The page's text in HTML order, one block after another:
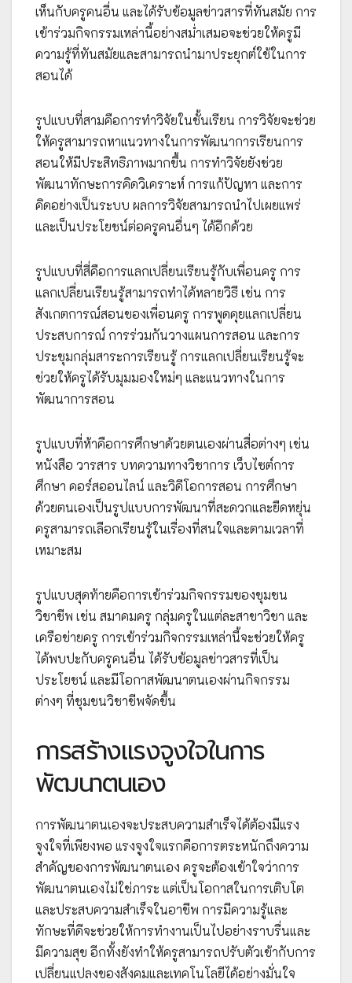
เห็นกับครูคนอื่น และได้รับข้อมูลข่าวสารที่ทันสมัย การ
เข้าร่วมกิจกรรมเหล่านี้อย่างสม่ำเสมอจะช่วยให้ครูมี
ความรู้ที่ทันสมัยและสามารถนำมาประยุกต์ใช้ในการ
สอนได้
รูปแบบที่สามคือการทำวิจัยในชั้นเรียน การวิจัยจะช่วย
ให้ครูสามารถหาแนวทางในการพัฒนาการเรียนการ
สอนให้มีประสิทธิภาพมากขึ้น การทำวิจัยยังช่วย
พัฒนาทักษะการคิดวิเคราะห์ การแก้ปัญหา และการ
คิดอย่างเป็นระบบ ผลการวิจัยสามารถนำไปเผยแพร่
และเป็นประโยชน์ต่อครูคนอื่นๆ ได้อีกด้วย
รูปแบบที่สี่คือการแลกเปลี่ยนเรียนรู้กับเพื่อนครู การ
แลกเปลี่ยนเรียนรู้สามารถทำได้หลายวิธี เช่น การ
สังเกตการณ์สอนของเพื่อนครู การพูดคุยแลกเปลี่ยน
ประสบการณ์ การร่วมกันวางแผนการสอน และการ
ประชุมกลุ่มสาระการเรียนรู้ การแลกเปลี่ยนเรียนรู้จะ
ช่วยให้ครูได้รับมุมมองใหม่ๆ และแนวทางในการ
พัฒนาการสอน
รูปแบบที่ห้าคือการศึกษาด้วยตนเองผ่านสื่อต่างๆ เช่น
หนังสือ วารสาร บทความทางวิชาการ เว็บไซต์การ
ศึกษา คอร์สออนไลน์ และวิดีโอการสอน การศึกษา
ด้วยตนเองเป็นรูปแบบการพัฒนาที่สะดวกและยืดหยุ่น
ครูสามารถเลือกเรียนรู้ในเรื่องที่สนใจและตามเวลาที่
เหมาะสม
รูปแบบสุดท้ายคือการเข้าร่วมกิจกรรมของชุมชน
วิชาชีพ เช่น สมาคมครู กลุ่มครูในแต่ละสาขาวิชา และ
เครือข่ายครู การเข้าร่วมกิจกรรมเหล่านี้จะช่วยให้ครู
ได้พบปะกับครูคนอื่น ได้รับข้อมูลข่าวสารที่เป็น
ประโยชน์ และมีโอกาสพัฒนาตนเองผ่านกิจกรรม
ต่างๆ ที่ชุมชนวิชาชีพจัดขึ้น
การสร้างแรงจูงใจในการ
พัฒนาตนเอง
การพัฒนาตนเองจะประสบความสำเร็จได้ต้องมีแรง
จูงใจที่เพียงพอ แรงจูงใจแรกคือการตระหนักถึงความ
สำคัญของการพัฒนาตนเอง ครูจะต้องเข้าใจว่าการ
พัฒนาตนเองไม่ใช่ภาระ แต่เป็นโอกาสในการเติบโต
และประสบความสำเร็จในอาชีพ การมีความรู้และ
ทักษะที่ดีจะช่วยให้การทำงานเป็นไปอย่างราบรื่นและ
มีความสุข อีกทั้งยังทำให้ครูสามารถปรับตัวเข้ากับการ
เปลี่ยนแปลงของสังคมและเทคโนโลยีได้อย่างมั่นใจ